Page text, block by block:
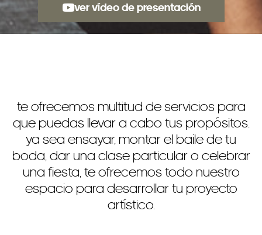
ver vídeo de presentación
te ofrecemos multitud de servicios para
que puedas llevar a cabo tus propósitos.
ya sea ensayar, montar el baile de tu
boda, dar una clase particular o celebrar
una fiesta, te ofrecemos todo nuestro
espacio para desarrollar tu proyecto
artístico.